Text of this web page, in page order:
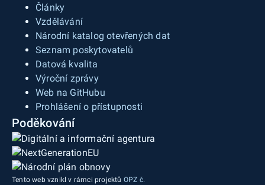
Články
Vzdělávání
Národní katalog otevřených dat
Seznam poskytovatelů
Datová kvalita
Výroční zprávy
Web na GitHubu
Prohlášení o přístupnosti
Poděkování
Tento web vznikl v rámci projektů OPZ č.